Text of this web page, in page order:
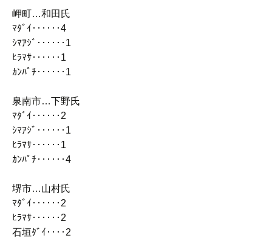
岬町…和田氏
ﾏﾀﾞｲ‥‥‥4
ｼﾏｱｼﾞ‥‥‥1
ﾋﾗﾏｻ‥‥‥1
ｶﾝﾊﾟﾁ‥‥‥1
泉南市…下野氏
ﾏﾀﾞｲ‥‥‥2
ｼﾏｱｼﾞ‥‥‥1
ﾋﾗﾏｻ‥‥‥1
ｶﾝﾊﾟﾁ‥‥‥4
堺市…山村氏
ﾏﾀﾞｲ‥‥‥2
ﾋﾗﾏｻ‥‥‥2
石垣ﾀﾞｲ‥‥2